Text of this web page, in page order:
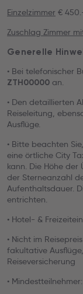
Einzelzimmer €
Zuschlag Zimmer
Generelle
• Bei telefonischer
ZTH00000 an.
• Den detaillierten
Reiseleitung,
Ausflüge.
• Bitte beachten
eine örtliche City
kann. Die Höhe
der Sterneanzahl
Aufenthaltsdauer.
entrichten.
• Hotel- &
• Nicht im
fakultative
Reiseversicherung
•